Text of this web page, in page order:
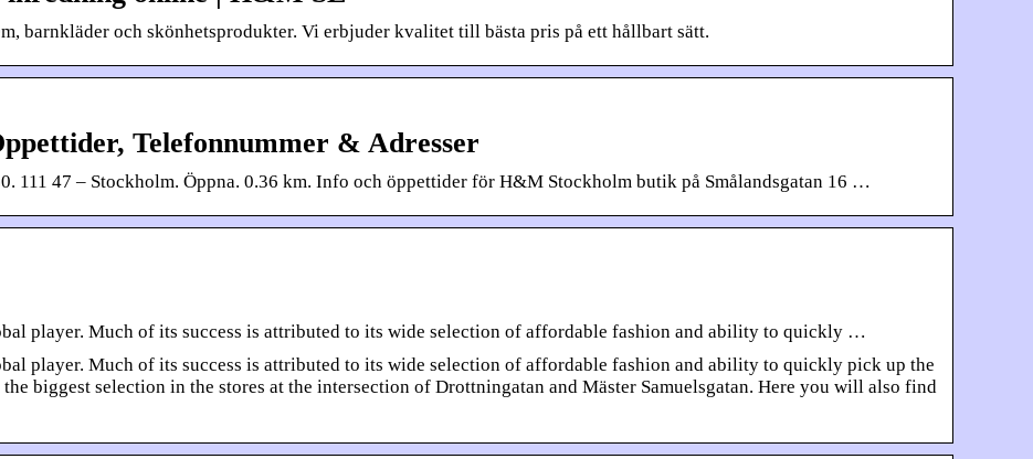
barnkläder och skönhetsprodukter. Vi erbjuder kvalitet till bästa pris på ett hållbart sätt.
Telefonnummer & Adresser
111 47 – Stockholm. Öppna. 0.36 km. Info och öppettider för H&M Stockholm butik på Smålandsgatan 16 …
player. Much of its success is attributed to its wide selection of affordable fashion and ability to quickly …
player. Much of its success is attributed to its wide selection of affordable fashion and ability to quickly pick up the
biggest selection in the stores at the intersection of Drottningatan and Mäster Samuelsgatan. Here you will also find